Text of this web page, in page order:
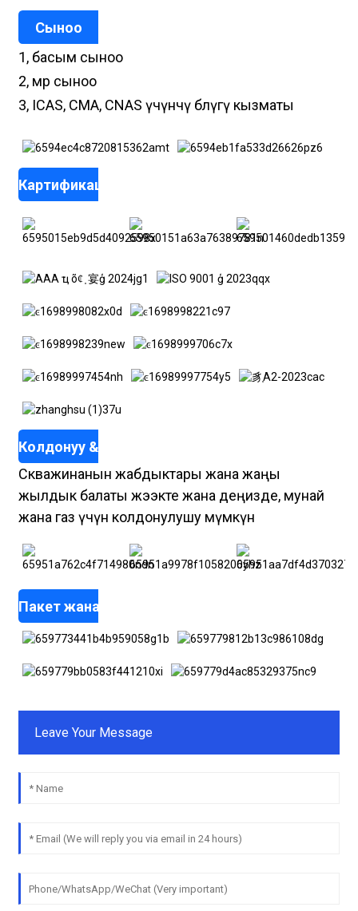
Сыноо
1, басым сыноо
2, мөөр сыноо
3, ICAS, CMA, CNAS үчүнчү бөлүгү кызматы
Картификациялар
Колдонуу & Колдонмо
Скважинанын жабдыктары жана жаңы
жылдык балаты жээкте жана деңизде, мунай
жана газ үчүн колдонулушу мүмкүн
Пакет жана транспорт
Leave Your Message